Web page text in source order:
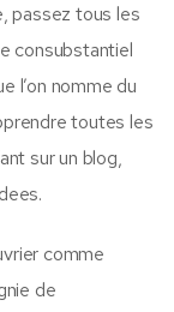
passez tous les
consubstantiel
l’on nomme du
toutes les
sur un blog,
comme
de